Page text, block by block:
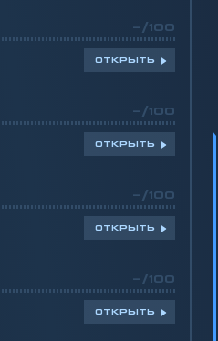
-/100
ОТКРЫТЬ
-/100
ОТКРЫТЬ
-/100
ОТКРЫТЬ
-/100
ОТКРЫТЬ